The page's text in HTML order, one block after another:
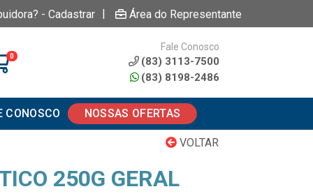
- Cadastrar | Área do Representante
0
Fale Conosco
(83) 3113-7500
(83) 8198-2486
CONOSCO NOSSAS OFERTAS
VOLTAR
250G GERAL